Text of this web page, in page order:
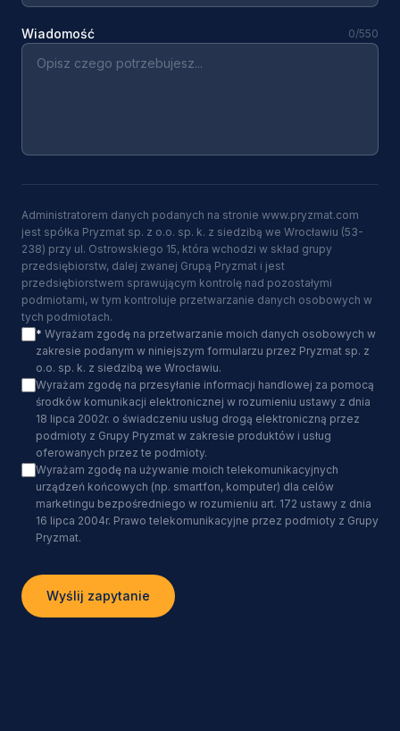
Wiadomość 0/550
Administratorem danych podanych na stronie www.pryzmat.com
jest spółka Pryzmat sp. z o.o. sp. k. z siedzibą we Wrocławiu (53-
238) przy ul. Ostrowskiego 15, która wchodzi w skład grupy
przedsiębiorstw, dalej zwanej Grupą Pryzmat i jest
przedsiębiorstwem sprawującym kontrolę nad pozostałymi
podmiotami, w tym kontroluje przetwarzanie danych osobowych w
tych podmiotach.
* Wyrażam zgodę na przetwarzanie moich danych osobowych w
zakresie podanym w niniejszym formularzu przez Pryzmat sp. z
o.o. sp. k. z siedzibą we Wrocławiu.
Wyrażam zgodę na przesyłanie informacji handlowej za pomocą
środków komunikacji elektronicznej w rozumieniu ustawy z dnia
18 lipca 2002r. o świadczeniu usług drogą elektroniczną przez
podmioty z Grupy Pryzmat w zakresie produktów i usług
oferowanych przez te podmioty.
Wyrażam zgodę na używanie moich telekomunikacyjnych
urządzeń końcowych (np. smartfon, komputer) dla celów
marketingu bezpośredniego w rozumieniu art. 172 ustawy z dnia
16 lipca 2004r. Prawo telekomunikacyjne przez podmioty z Grupy
Pryzmat.
Wyślij zapytanie